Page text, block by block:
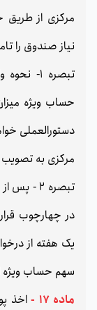
مرکزی از
نیاز صندوق را
تبصره 1-
حساب ویژه
دستورالعملی
مرکزی به
تبصره 2
در چهارچوب
یک هفته از
سهم حساب ویژه
ماده 17 -
اخذ